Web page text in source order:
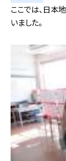
ここでは、日本
いました。